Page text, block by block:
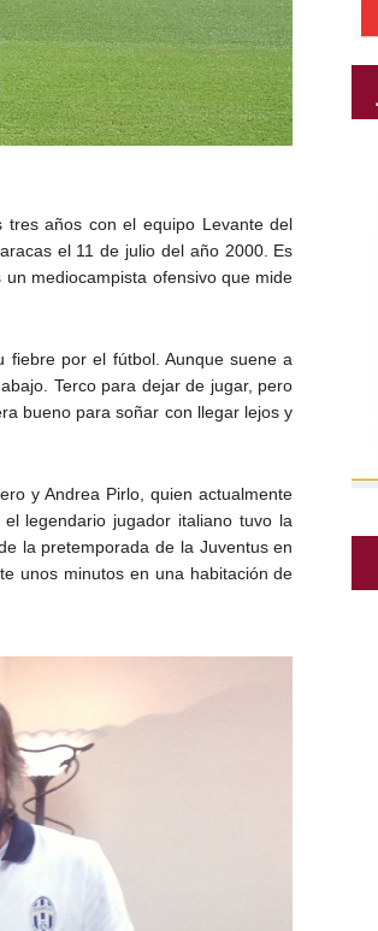
años con el equipo Levante del
el 11 de julio del año 2000. Es
mediocampista ofensivo que mide
fiebre por el fútbol. Aunque suene a
Terco para dejar de jugar, pero
bueno para soñar con llegar lejos y
y Andrea Pirlo, quien actualmente
legendario jugador italiano tuvo la
la pretemporada de la Juventus en
unos minutos en una habitación de